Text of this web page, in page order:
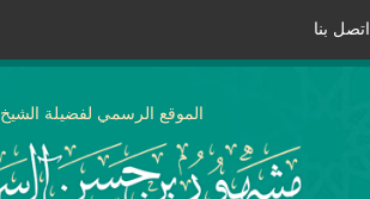
اتصل بنا
الموقع الرسمي لفضيلة الشيخ